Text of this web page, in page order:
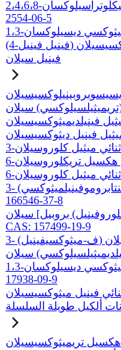
2،4،6،8-تيتراميثيل-2،4،6،8-تيترافينيل سيكلوتراسيلوكسان CAS:
2554-06-5
فينيل سيلان
3- (بنتابروموفينيلميثوكسي) بروبيل ثنائي ميثيل كلوروسيلان CAS:
166546-37-8
ميثيل [3- (2،3،4،5،6-بنتافلوروفينيل) بروبيل] سيلان
CAS: 157499-19-9
1،3-ثنائي فينيل-1،1،3،3-رباعي ميثوكسي ديسيلوكسان CAS:
17938-09-9
ألكيل طويلة السلسلة